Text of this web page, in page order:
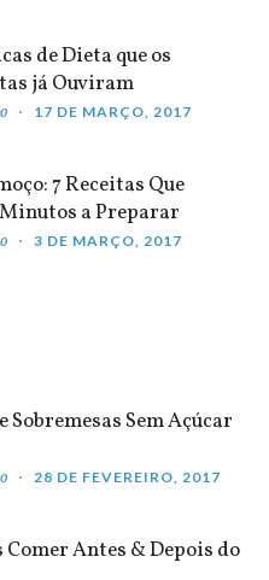
de Dieta que os
já Ouviram
17 DE MARÇO, 2017
7 Receitas Que
a Preparar
3 DE MARÇO, 2017
Sobremesas Sem Açúcar
28 DE FEVEREIRO, 2017
Comer Antes & Depois do